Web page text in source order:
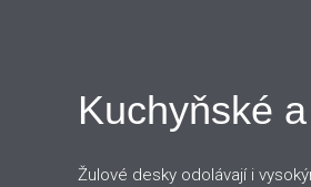
Kuchyňské
Žulové desky odolávají i
Grilovací
K létu a teplým letním